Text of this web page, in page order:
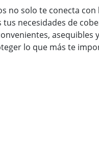
no solo te conecta con
tus necesidades de
asequibles
lo que más te